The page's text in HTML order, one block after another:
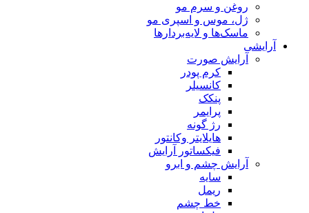
روغن و سرم مو
ژل، موس و اسپری مو
ماسک‌ها و لایه‌بردارها
آرایشی
آرایش صورت
کرم پودر
کانسیلر
پنکک
پرایمر
رژ گونه
هایلایتر وکانتور
فیکساتور آرایش
آرایش چشم و ابرو
سایه
ریمل
خط چشم